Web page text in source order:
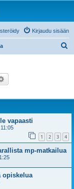
Kirjaudu sisään
vapaasti
1 2 3 4
mp-matkailua
opiskelua